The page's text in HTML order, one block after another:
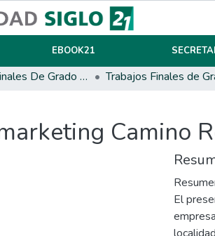
EBOOK21
Trabajos Finales De Grado Y Posgrado Trabajos Finales de
Camino
El